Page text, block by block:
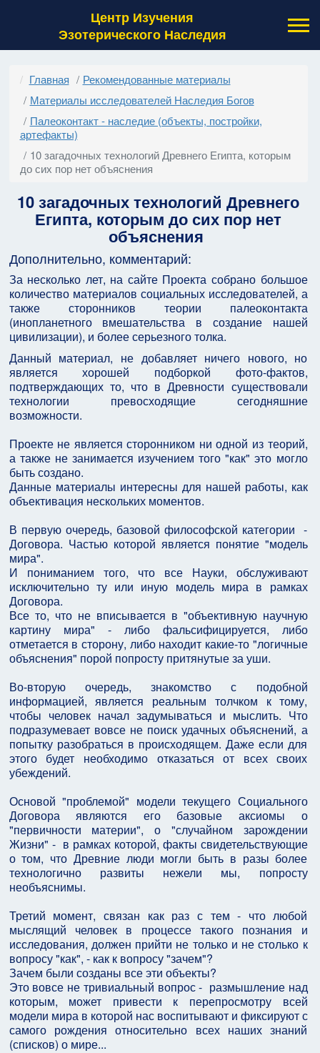
Центр Изучения
Эзотерического Наследия
Главная
Рекомендованные материалы
Материалы исследователей Наследия Богов
Палеоконтакт - наследие (объекты, постройки,
артефакты)
10 загадочных технологий Древнего Египта, которым
до сих пор нет объяснения
10 загадочных технологий Древнего
Египта, которым до сих пор нет
объяснения
Дополнительно, комментарий:
За несколько лет, на сайте Проекта собрано большое
количество материалов социальных исследователей, а
также сторонников теории палеоконтакта
(инопланетного вмешательства в создание нашей
цивилизации), и более серьезного толка.
Данный материал, не добавляет ничего нового, но
является хорошей подборкой фото-фактов,
подтверждающих то, что в Древности существовали
технологии превосходящие сегодняшние
возможности.
Проекте не является сторонником ни одной из теорий,
а также не занимается изучением того "как" это могло
быть создано.
Данные материалы интересны для нашей работы, как
объективация нескольких моментов.
В первую очередь, базовой философской категории -
Договора. Частью которой является понятие "модель
мира".
И пониманием того, что все Науки, обслуживают
исключительно ту или иную модель мира в рамках
Договора.
Все то, что не вписывается в "объективную научную
картину мира" - либо фальсифицируется, либо
отметается в сторону, либо находит какие-то "логичные
объяснения" порой попросту притянутые за уши.
Во-вторую очередь, знакомство с подобной
информацией, является реальным толчком к тому,
чтобы человек начал задумываться и мыслить. Что
подразумевает вовсе не поиск удачных объяснений, а
попытку разобраться в происходящем. Даже если для
этого будет необходимо отказаться от всех своих
убеждений.
Основой "проблемой" модели текущего Социального
Договора являются его базовые аксиомы о
"первичности материи", о "случайном зарождении
Жизни" - в рамках которой, факты свидетельствующие
о том, что Древние люди могли быть в разы более
технологично развиты нежели мы, попросту
необъяснимы.
Третий момент, связан как раз с тем - что любой
мыслящий человек в процессе такого познания и
исследования, должен прийти не только и не столько к
вопросу "как", - как к вопросу "зачем"?
Зачем были созданы все эти объекты?
Это вовсе не тривиальный вопрос - размышление над
которым, может привести к перепросмотру всей
модели мира в которой нас воспитывают и фиксируют с
самого рождения относительно всех наших знаний
(списков) о мире...